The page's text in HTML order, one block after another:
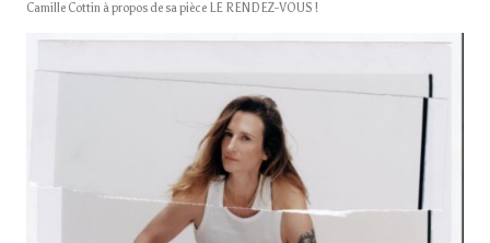
Camille Cottin à propos de sa pièce LE RENDEZ-VOUS !